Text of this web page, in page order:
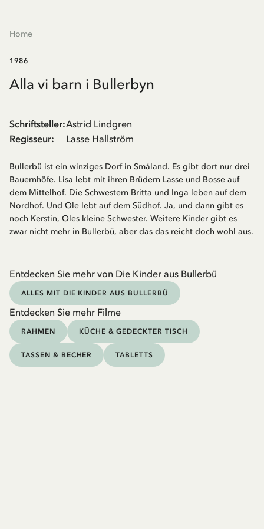
Home
1986
Alla vi barn i Bullerbyn
Schriftsteller:Astrid Lindgren
Regisseur: Lasse Hallström
Bullerbü ist ein winziges Dorf in Småland. Es gibt dort nur drei
Bauernhöfe. Lisa lebt mit ihren Brüdern Lasse und Bosse auf
dem Mittelhof. Die Schwestern Britta und Inga leben auf dem
Nordhof. Und Ole lebt auf dem Südhof. Ja, und dann gibt es
noch Kerstin, Oles kleine Schwester. Weitere Kinder gibt es
zwar nicht mehr in Bullerbü, aber das das reicht doch wohl aus.
Entdecken Sie mehr von Die Kinder aus Bullerbü
ALLES MIT DIE KINDER AUS BULLERBÜ
Entdecken Sie mehr Filme
RAHMEN KÜCHE & GEDECKTER TISCH
TASSEN & BECHER TABLETTS